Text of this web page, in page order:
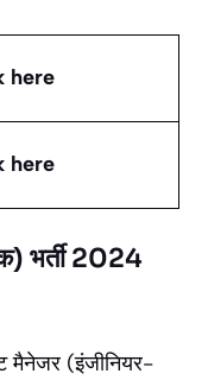
here
here
भर्ती 2024
मैनेजर (इंजीनियर-